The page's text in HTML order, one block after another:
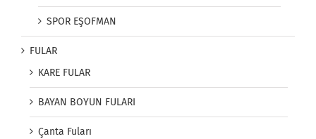
SPOR EŞOFMAN
FULAR
KARE FULAR
BAYAN BOYUN FULARI
Çanta Fuları